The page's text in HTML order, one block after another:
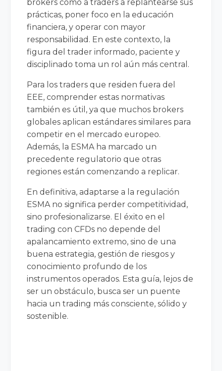
brokers como a traders a replantearse sus
prácticas, poner foco en la educación
financiera, y operar con mayor
responsabilidad. En este contexto, la
figura del trader informado, paciente y
disciplinado toma un rol aún más central.
Para los traders que residen fuera del
EEE, comprender estas normativas
también es útil, ya que muchos brokers
globales aplican estándares similares para
competir en el mercado europeo.
Además, la ESMA ha marcado un
precedente regulatorio que otras
regiones están comenzando a replicar.
En definitiva, adaptarse a la regulación
ESMA no significa perder competitividad,
sino profesionalizarse. El éxito en el
trading con CFDs no depende del
apalancamiento extremo, sino de una
buena estrategia, gestión de riesgos y
conocimiento profundo de los
instrumentos operados. Esta guía, lejos de
ser un obstáculo, busca ser un puente
hacia un trading más consciente, sólido y
sostenible.